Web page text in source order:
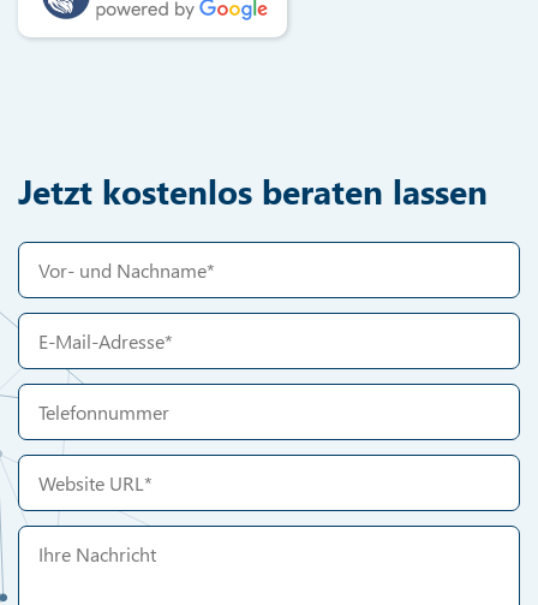
Jetzt kostenlos beraten lassen